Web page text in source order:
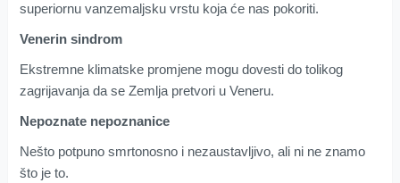
superiornu vanzemaljsku vrstu koja će nas pokoriti.
Venerin sindrom
Ekstremne klimatske promjene mogu dovesti do tolikog
zagrijavanja da se Zemlja pretvori u Veneru.
Nepoznate nepoznanice
Nešto potpuno smrtonosno i nezaustavljivo, ali ni ne znamo
što je to.